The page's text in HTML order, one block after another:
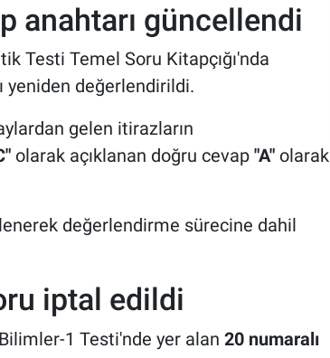
anahtarı güncellendi
Testi Temel Soru Kitapçığı'nda
yeniden değerlendirildi.
gelen itirazların
olarak açıklanan doğru cevap "A"olarak
değerlendirme sürecine dahil
iptal edildi
1 Testi'nde yer alan 20 numaralı